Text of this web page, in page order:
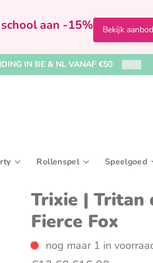
aan -15% Bekijk aanbod
IN BE & NL VANAF €50 2/4
& sieraden maken
& krijtborden
badkamer
het zwembad
Broodtrommels &
Reis- & toilettassen
Sporttassen
Feestversiering
Kronen & hoedjes
Wegwerpservies
Rollenspel
Speelfiguren &
Verkleedkleding & make-
Speelgoed
Houten
Trixie | Tritan
Fierce Fox
nog maar 1 in